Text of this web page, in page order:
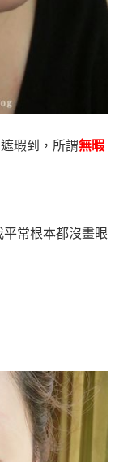
瑕到，所謂無暇
常根本都沒畫眼